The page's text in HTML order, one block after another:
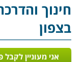
חינוך
בצפון
אני מעוניין לקבל